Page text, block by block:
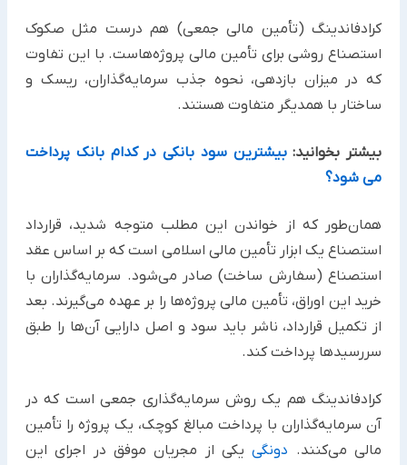
کرادفاندینگ (تأمین مالی جمعی) هم درست مثل صکوک
استصناع روشی برای تأمین مالی پروژه‌هاست. با این تفاوت
که در ‏میزان بازدهی، نحوه جذب سرمایه‌گذاران، ریسک و
ساختار با همدیگر متفاوت هستند. ‏
بیشتر بخوانید:بیشترین سود بانکی در کدام بانک پرداخت
می شود؟
همان‌طور که از خواندن این مطلب متوجه شدید، قرارداد
استصناع یک ابزار تأمین مالی اسلامی است که بر اساس عقد
‏استصناع (سفارش ساخت) صادر می‌شود. سرمایه‌گذاران با
خرید این اوراق، تأمین مالی پروژه‌ها را بر عهده می‌گیرند. بعد
از ‏تکمیل قرارداد، ناشر باید سود و اصل دارایی آن‌ها را طبق
سررسیدها پرداخت کند.‏
کرادفاندینگ هم یک روش سرمایه‌گذاری جمعی است که در
آن سرمایه‌گذاران با پرداخت مبالغ کوچک، یک پروژه را تأمین
‏مالی می‌کنند. دونگییکی از مجریان موفق در اجرای این